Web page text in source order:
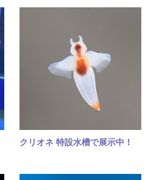
クリオネ 特設水槽で展示中！